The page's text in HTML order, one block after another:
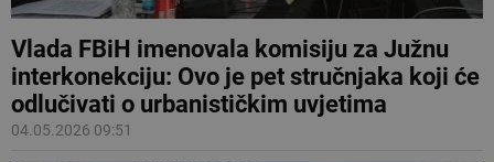
Vlada FBiH imenovala komisiju za Južnu
interkonekciju: Ovo je pet stručnjaka koji će
odlučivati o urbanističkim uvjetima
04.05.2026 09:51